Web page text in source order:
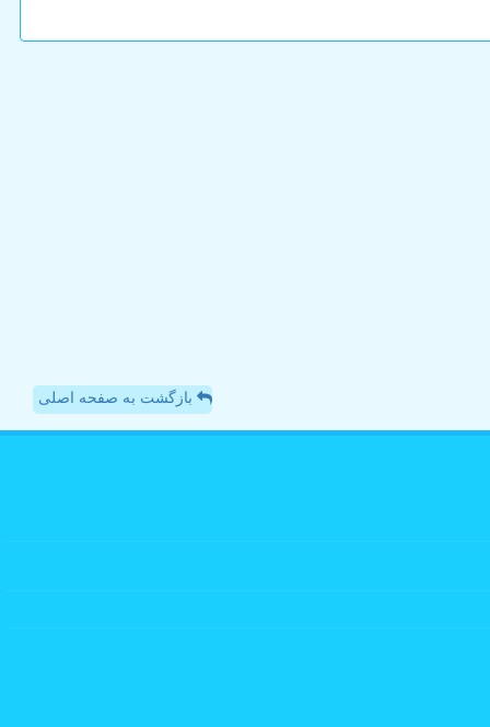
بازگشت به صفحه اصلی